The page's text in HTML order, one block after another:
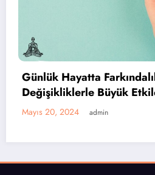
Günlük Hayatta
Değişikliklerle Büyük
Mayıs 20, 2024 admin